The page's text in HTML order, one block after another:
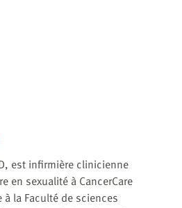
est infirmière clinicienne
en sexualité à CancerCare
la Faculté de sciences